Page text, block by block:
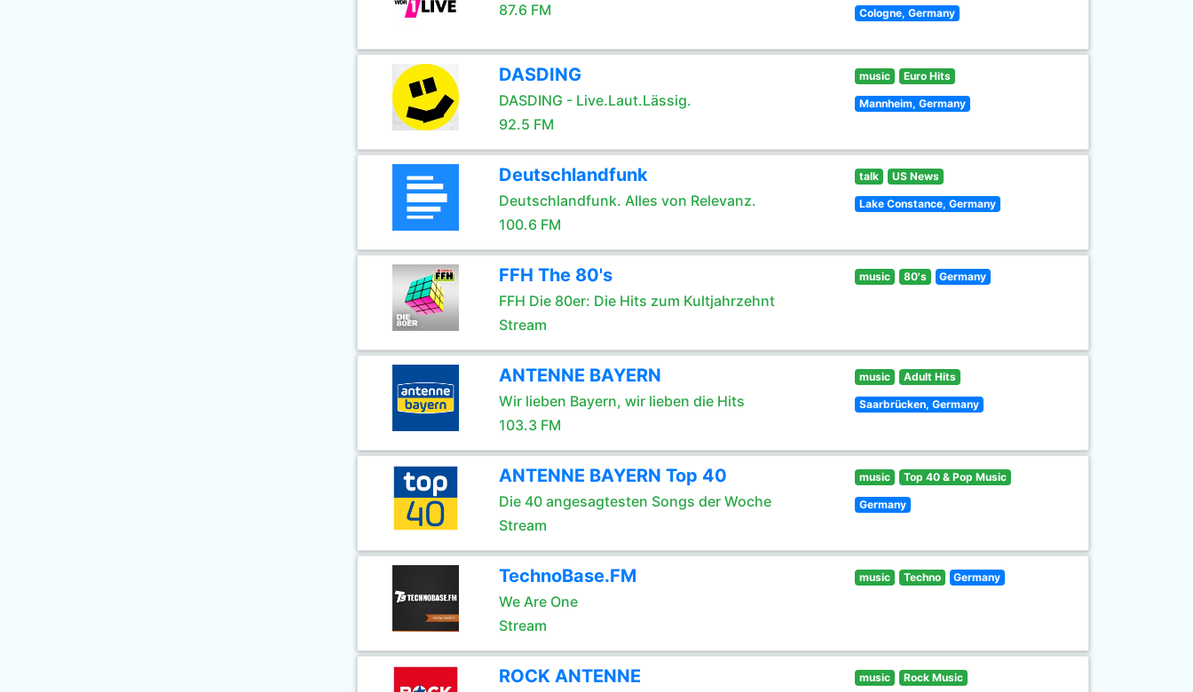
87.6 FM Cologne, Germany
DASDING
DASDING - Live.Laut.Lässig.
92.5 FM
music Euro Hits
Mannheim, Germany
Deutschlandfunk
Deutschlandfunk. Alles von Relevanz.
100.6 FM
talk US News
Lake Constance, Germany
FFH The 80's
FFH Die 80er: Die Hits zum Kultjahrzehnt
Stream
music 80's Germany
ANTENNE BAYERN
Wir lieben Bayern, wir lieben die Hits
103.3 FM
music Adult Hits
Saarbrücken, Germany
ANTENNE BAYERN Top 40
Die 40 angesagtesten Songs der Woche
Stream
music Top 40 & Pop Music
Germany
TechnoBase.FM
We Are One
Stream
music Techno Germany
ROCK ANTENNE music Rock Music